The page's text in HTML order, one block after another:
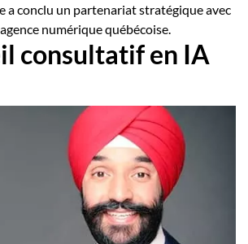
a conclu un partenariat stratégique avec
numérique québécoise.
consultatif en IA